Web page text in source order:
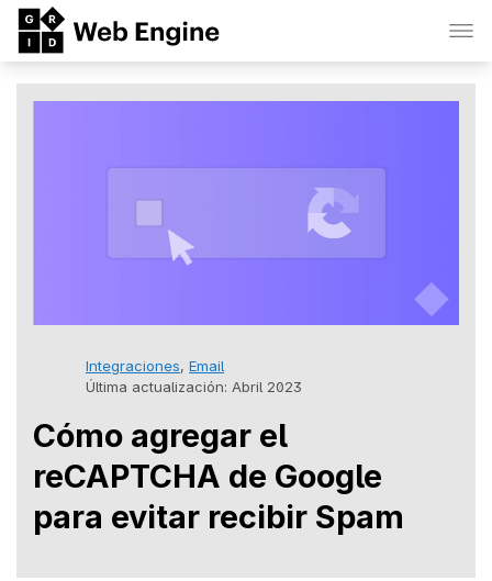
Integraciones, Email
Última actualización: Abril 2023
Cómo agregar el
reCAPTCHA de Google
para evitar recibir Spam